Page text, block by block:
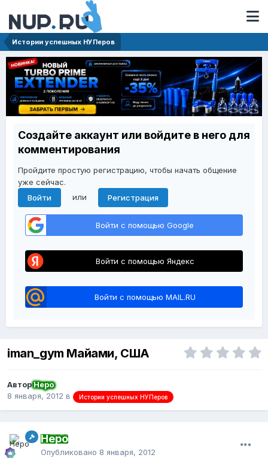
Истории успешных НУПеров
Создайте аккаунт или войдите в него для
комментирования
Пройдите простую регистрацию, чтобы начать общение
уже сейчас.
Войти
или Регистрация
Войти с помощью Google
Войти с помощью Яндекс
Войти с помощью MAIL.RU
iman_gym Майами, США
АвторНеро
8 января, 2012 в Истории успешных НУПеров
Неро
Опубликовано 8 января, 2012